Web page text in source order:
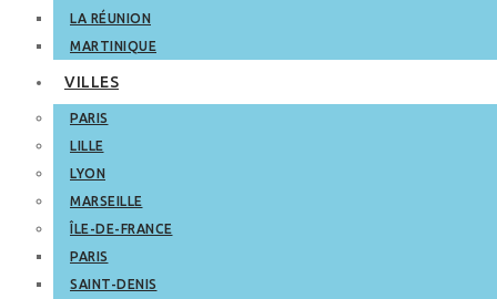
LA RÉUNION
MARTINIQUE
VILLES
PARIS
LILLE
LYON
MARSEILLE
ÎLE-DE-FRANCE
PARIS
SAINT-DENIS